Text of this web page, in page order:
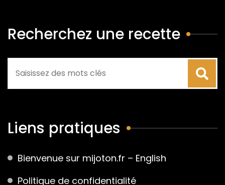
Recherchez une recette
Liens pratiques
Bienvenue sur mijoton.fr – English
Politique de confidentialité